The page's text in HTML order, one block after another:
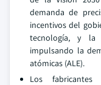
demanda de
incentivos del
tecnología, y la
impulsando la
atómicas (ALE).
Los